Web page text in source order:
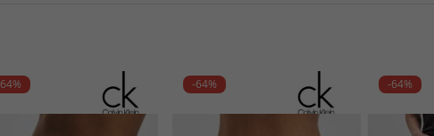
-64% -64%